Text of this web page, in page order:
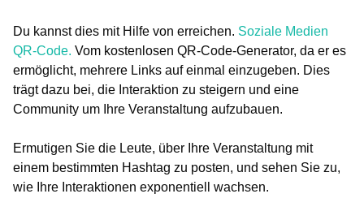
Du kannst dies mit Hilfe von erreichen. Soziale Medien
QR-Code. Vom kostenlosen QR-Code-Generator, da er es
ermöglicht, mehrere Links auf einmal einzugeben. Dies
trägt dazu bei, die Interaktion zu steigern und eine
Community um Ihre Veranstaltung aufzubauen.
Ermutigen Sie die Leute, über Ihre Veranstaltung mit
einem bestimmten Hashtag zu posten, und sehen Sie zu,
wie Ihre Interaktionen exponentiell wachsen.